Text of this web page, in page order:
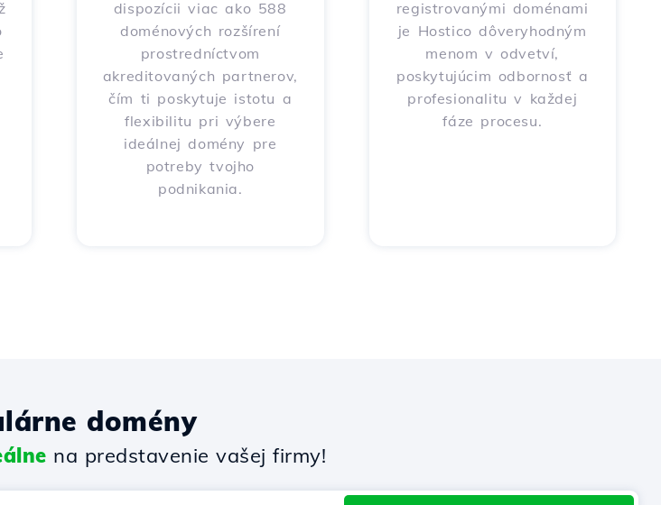
dispozícii viac ako 588
doménových rozšírení
prostredníctvom
akreditovaných partnerov,
čím ti poskytuje istotu a
flexibilitu pri výbere
ideálnej domény pre
potreby tvojho
podnikania.
registrovanými doménami
je Hostico dôveryhodným
menom v odvetví,
poskytujúcim odbornosť a
profesionalitu v každej
fáze procesu.
domény
na predstavenie vašej firmy!